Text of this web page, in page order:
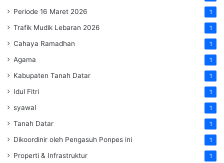
Periode 16 Maret 2026 1
Trafik Mudik Lebaran 2026 1
Cahaya Ramadhan 1
Agama 1
Kabupaten Tanah Datar 1
Idul Fitri 1
syawal 1
Tanah Datar 1
Dikoordinir oleh Pengasuh Ponpes ini 1
Properti & Infrastruktur 1